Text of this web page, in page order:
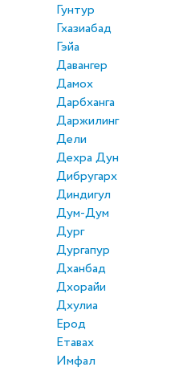
Гунтур
Гхазиабад
Гэйа
Давангер
Дамох
Дарбханга
Даржилинг
Дели
Дехра Дун
Дибругарх
Диндигул
Дум-Дум
Дург
Дургапур
Дханбад
Дхорайи
Дхулиа
Ерод
Етавах
Имфал